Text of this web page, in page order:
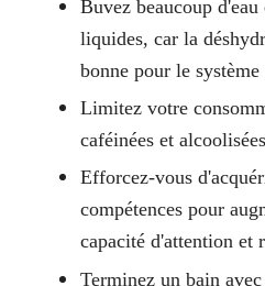
Buvez beaucoup d'eau
liquides, car la
bonne pour le
Limitez votre
caféinées et
Efforcez-vous
compétences pour
capacité d'attention et
Terminez un bain